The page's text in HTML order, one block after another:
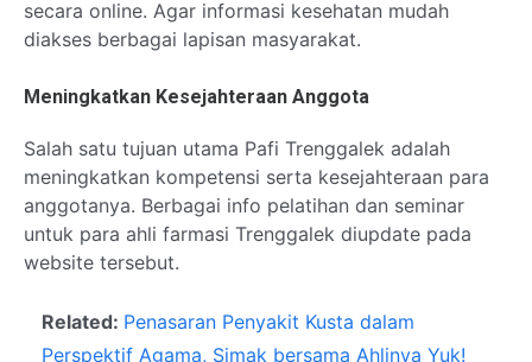
secara online. Agar informasi kesehatan mudah
diakses berbagai lapisan masyarakat.
Meningkatkan Kesejahteraan Anggota
Salah satu tujuan utama Pafi Trenggalek adalah
meningkatkan kompetensi serta kesejahteraan para
anggotanya. Berbagai info pelatihan dan seminar
untuk para ahli farmasi Trenggalek diupdate pada
website tersebut.
Related: Penasaran Penyakit Kusta dalam
Perspektif Agama, Simak bersama Ahlinya Yuk!